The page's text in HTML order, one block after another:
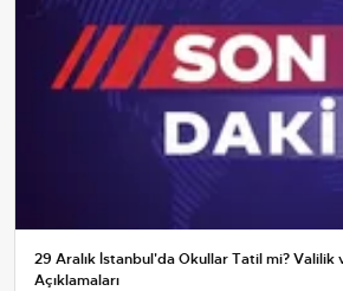
29 Aralık İstanbul'da Okullar Tatil mi? Valilik
Açıklamaları